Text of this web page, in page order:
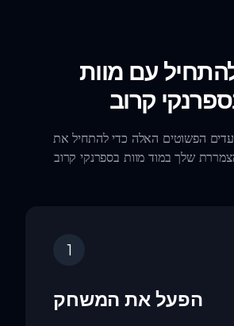
עם מוות
קרוב
הפשוטים האלה כדי להתחיל את
1
הפעל את המשחק